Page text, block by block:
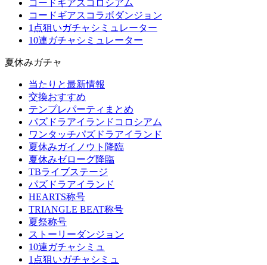
コードギアスコロシアム
コードギアスコラボダンジョン
1点狙いガチャシミュレーター
10連ガチャシミュレーター
夏休みガチャ
当たりと最新情報
交換おすすめ
テンプレパーティまとめ
パズドラアイランドコロシアム
ワンタッチパズドラアイランド
夏休みガイノウト降臨
夏休みゼローグ降臨
TBライブステージ
パズドラアイランド
HEARTS称号
TRIANGLE BEAT称号
夏祭称号
ストーリーダンジョン
10連ガチャシミュ
1点狙いガチャシミュ